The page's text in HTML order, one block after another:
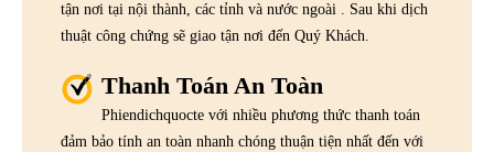
tận nơi tại nội thành, các tỉnh và nước ngoài . Sau khi dịch
thuật công chứng sẽ giao tận nơi đến Quý Khách.
Thanh Toán An Toàn
Phiendichquocte với nhiều phương thức thanh toán
đảm bảo tính an toàn nhanh chóng thuận tiện nhất đến với